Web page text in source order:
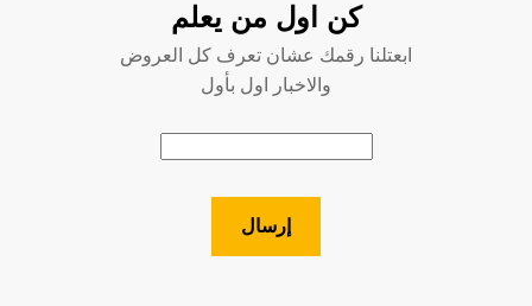
كن اول من يعلم
ابعتلنا رقمك عشان تعرف كل العروض
والاخبار اول بأول